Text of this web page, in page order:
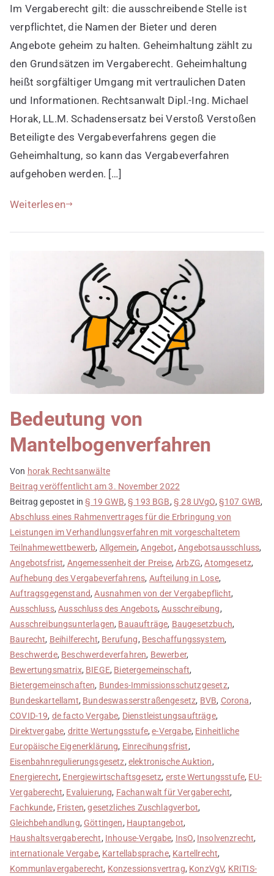
wahren
Im Vergaberecht gilt: die ausschreibende Stelle ist
verpflichtet, die Namen der Bieter und deren
Angebote geheim zu halten. Geheimhaltung zählt zu
den Grundsätzen im Vergaberecht. Geheimhaltung
heißt sorgfältiger Umgang mit vertraulichen Daten
und Informationen. Rechtsanwalt Dipl.-Ing. Michael
Horak, LL.M. Schadensersatz bei Verstoß Verstoßen
Beteiligte des Vergabeverfahrens gegen die
Geheimhaltung, so kann das Vergabeverfahren
aufgehoben werden. […]
Weiterlesen
Bedeutung von
Mantelbogenverfahren
Von horak Rechtsanwälte
Beitrag veröffentlicht am3. November 2022
Beitrag gepostet in§ 19 GWB,§ 193 BGB, § 28 UVgO, §107 GWB,
Abschluss eines Rahmenvertrages für die Erbringung von
Leistungen im Verhandlungsverfahren mit vorgeschaltetem
Teilnahmewettbewerb, Allgemein,Angebot, Angebotsausschluss,
Angebotsfrist, Angemessenheit der Preise,ArbZG,Atomgesetz,
Aufhebung des Vergabeverfahrens, Aufteilung in Lose,
Auftragsgegenstand,Ausnahmen von der Vergabepflicht,
Ausschluss,Ausschluss des Angebots,Ausschreibung,
Ausschreibungsunterlagen, Bauaufträge, Baugesetzbuch,
Baurecht, Beihilferecht, Berufung, Beschaffungssystem,
Beschwerde, Beschwerdeverfahren, Bewerber,
Bewertungsmatrix, BIEGE, Bietergemeinschaft,
Bietergemeinschaften, Bundes-Immissionsschutzgesetz,
Bundeskartellamt, Bundeswasserstraßengesetz, BVB, Corona,
COVID-19, de facto Vergabe, Dienstleistungsaufträge,
Direktvergabe, dritte Wertungsstufe,e-Vergabe, Einheitliche
Europäische Eigenerklärung, Einrecihungsfrist,
Eisenbahnregulierungsgesetz, elektronische Auktion,
Energierecht, Energiewirtschaftsgesetz, erste Wertungsstufe, EU-
Vergaberecht, Evaluierung, Fachanwalt für Vergaberecht,
Fachkunde, Fristen,gesetzliches Zuschlagverbot,
Gleichbehandlung, Göttingen, Hauptangebot,
Haushaltsvergaberecht, Inhouse-Vergabe, InsO, Insolvenzrecht,
internationale Vergabe, Kartellabsprache, Kartellrecht,
Kommunlavergaberecht, Konzessionsvertrag, KonzVgV, KRITIS-